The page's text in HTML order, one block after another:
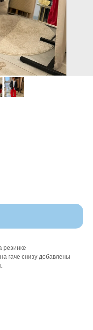
резинке
гаче снизу добавлены